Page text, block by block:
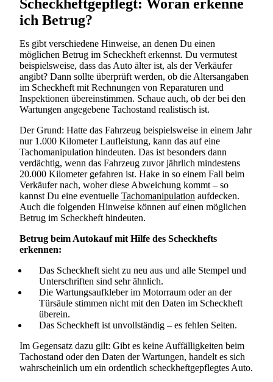
Suchen
Scheckheftgepflegt: Woran erkenne
ich Betrug?
Es gibt verschiedene Hinweise, an denen Du einen
möglichen Betrug im Scheckheft erkennst. Du vermutest
beispielsweise, dass das Auto älter ist, als der Verkäufer
angibt? Dann sollte überprüft werden, ob die Altersangaben
im Scheckheft mit Rechnungen von Reparaturen und
Inspektionen übereinstimmen. Schaue auch, ob der bei den
Wartungen angegebene Tachostand realistisch ist.
Der Grund: Hatte das Fahrzeug beispielsweise in einem Jahr
nur 1.000 Kilometer Laufleistung, kann das auf eine
Tachomanipulation hindeuten. Das ist besonders dann
verdächtig, wenn das Fahrzeug zuvor jährlich mindestens
20.000 Kilometer gefahren ist. Hake in so einem Fall beim
Verkäufer nach, woher diese Abweichung kommt – so
kannst Du eine eventuelle Tachomanipulation aufdecken.
Auch die folgenden Hinweise können auf einen möglichen
Betrug im Scheckheft hindeuten.
Betrug beim Autokauf mit Hilfe des Scheckhefts
erkennen:
Das Scheckheft sieht zu neu aus und alle Stempel und
Unterschriften sind sehr ähnlich.
Die Wartungsaufkleber im Motorraum oder an der
Türsäule stimmen nicht mit den Daten im Scheckheft
überein.
Das Scheckheft ist unvollständig – es fehlen Seiten.
Im Gegensatz dazu gilt: Gibt es keine Auffälligkeiten beim
Tachostand oder den Daten der Wartungen, handelt es sich
wahrscheinlich um ein ordentlich scheckheftgepflegtes Auto.